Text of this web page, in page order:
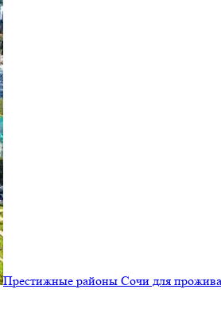
Престижные районы Сочи для